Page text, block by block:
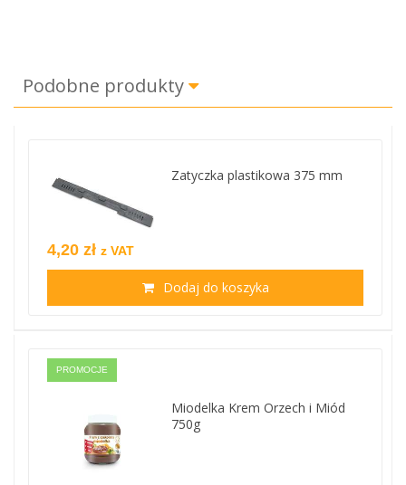
Podobne produkty
Zatyczka plastikowa 375 mm
4,20 zł z VAT
Dodaj do koszyka
PROMOCJE
Miodelka Krem Orzech i Miód
750g